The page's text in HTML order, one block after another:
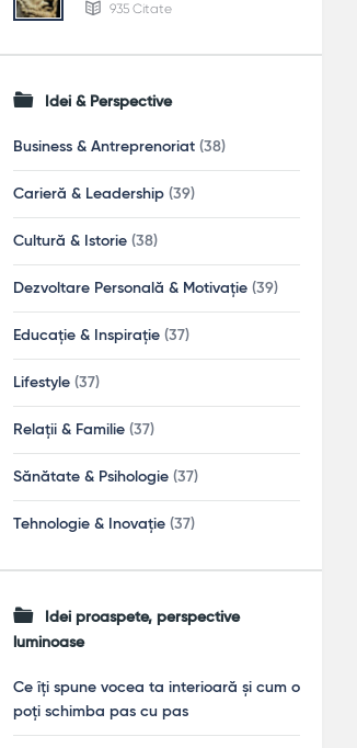
935 Citate
Idei & Perspective
Business & Antreprenoriat (38)
Carieră & Leadership (39)
Cultură & Istorie (38)
Dezvoltare Personală & Motivație (39)
Educație & Inspirație (37)
Lifestyle (37)
Relații & Familie (37)
Sănătate & Psihologie (37)
Tehnologie & Inovație (37)
Idei proaspete, perspective
luminoase
Ce îți spune vocea ta interioară și cum o
poți schimba pas cu pas